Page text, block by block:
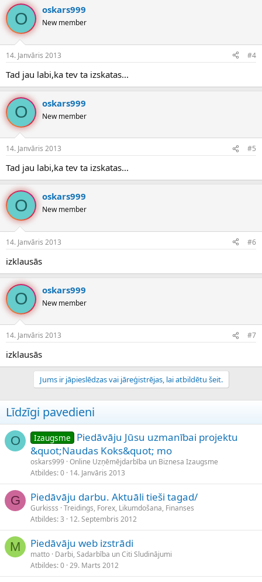
O oskars999
New member
14. Janvāris 2013 #4
Tad jau labi,ka tev ta izskatas...
O oskars999
New member
14. Janvāris 2013 #5
Tad jau labi,ka tev ta izskatas...
O oskars999
New member
14. Janvāris 2013 #6
izklausās
O oskars999
New member
14. Janvāris 2013 #7
izklausās
Jums ir jāpieslēdzas vai jāreģistrējas, lai atbildētu šeit.
Līdzīgi pavedieni
O Izaugsme
Piedāvāju Jūsu uzmanībai projektu
&quot;Naudas Koks&quot; mo
oskars999 Online Uzņēmējdarbība un Biznesa Izaugsme
Atbildes 0 14. Janvāris 2013
G Piedāvāju darbu. Aktuāli tieši tagad/
Gurkisss Treidings, Forex, Likumdošana, Finanses
Atbildes 3 12. Septembris 2012
M Piedāvāju web izstrādi
matto Darbi, Sadarbība un Citi Sludinājumi
Atbildes 0 29. Marts 2012